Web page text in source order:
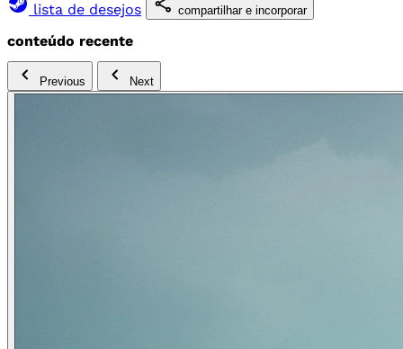
lista de desejos
compartilhar e incorporar
conteúdo recente
Previous Next